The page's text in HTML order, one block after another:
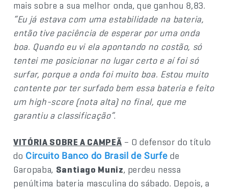
mais sobre a sua melhor onda, que ganhou 8,83.
“Eu já estava com uma estabilidade na bateria,
então tive paciência de esperar por uma onda
boa. Quando eu vi ela apontando no costão, só
tentei me posicionar no lugar certo e aí foi só
surfar, porque a onda foi muito boa. Estou muito
contente por ter surfado bem essa bateria e feito
um high-score (nota alta) no final, que me
garantiu a classificação”.
VITÓRIA SOBRE A CAMPEÃ – O defensor do título
do Circuito Banco do Brasil de Surfe de
Garopaba, Santiago Muniz, perdeu nessa
penúltima bateria masculina do sábado. Depois, a